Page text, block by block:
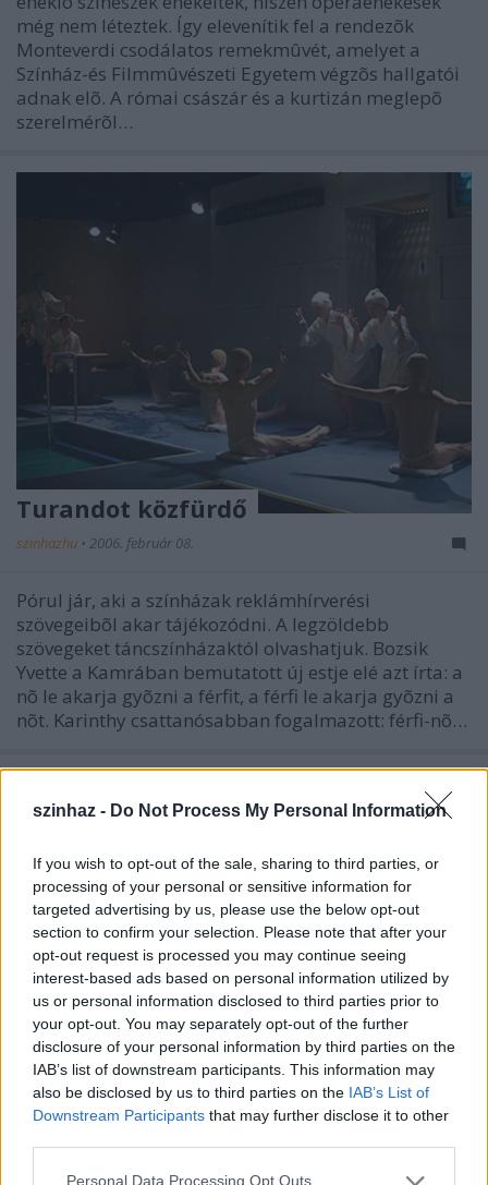
szinhaz - Do Not Process My Personal Information
If you wish to opt-out of the sale, sharing to third parties, or
processing of your personal or sensitive information for
targeted advertising by us, please use the below opt-out
section to confirm your selection. Please note that after your
opt-out request is processed you may continue seeing
interest-based ads based on personal information utilized by
us or personal information disclosed to third parties prior to
your opt-out. You may separately opt-out of the further
disclosure of your personal information by third parties on the
IAB’s list of downstream participants. This information may
also be disclosed by us to third parties on the IAB’s List of
Downstream Participants that may further disclose it to other
Please note that this website/app uses one or more Google
Personal Data Processing Opt Outs
még nem léteztek. Így elevenítik fel a rendezõk
Monteverdi csodálatos remekmûvét, amelyet a
Színház-és Filmmûvészeti Egyetem végzõs hallgatói
adnak elõ. A római császár és a kurtizán meglepõ
szerelmérõl…
Turandot közfürdő
szinhazhu • 2006. február 08.
Pórul jár, aki a színházak reklámhírverési
szövegeibõl akar tájékozódni. A legzöldebb
szövegeket táncszínházaktól olvashatjuk. Bozsik
Yvette a Kamrában bemutatott új estje elé azt írta: a
nõ le akarja gyõzni a férfit, a férfi le akarja gyõzni a
nõt. Karinthy csattanósabban fogalmazott: férfi-nõ…
OFF Társulat: Arborétum